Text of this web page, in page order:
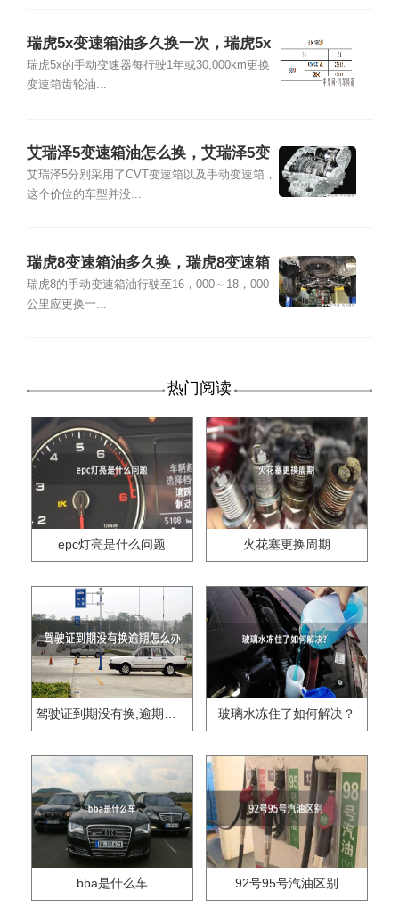
瑞虎5x变速箱油多久换一次，瑞虎5x
变速箱油加多少
瑞虎5x的手动变速器每行驶1年或30,000km更换
变速箱齿轮油...
艾瑞泽5变速箱油怎么换，艾瑞泽5变
速箱油多久换
艾瑞泽5分别采用了CVT变速箱以及手动变速箱，
这个价位的车型并没...
瑞虎8变速箱油多久换，瑞虎8变速箱
油加多少升
瑞虎8的手动变速箱油行驶至16，000～18，000
公里应更换一...
热门阅读
epc灯亮是什么问题 火花塞更换周期
驾驶证到期没有换,逾期怎么办?? 玻璃水冻住了如何解决？
bba是什么车 92号95号汽油区别